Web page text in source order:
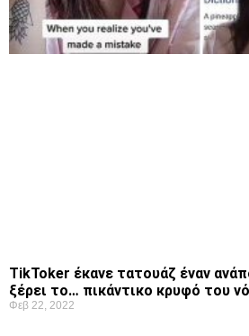
TikToker έκανε τατουάζ έναν
ξέρει το… πικάντικο κρυφό του
Φεβ 22, 2022